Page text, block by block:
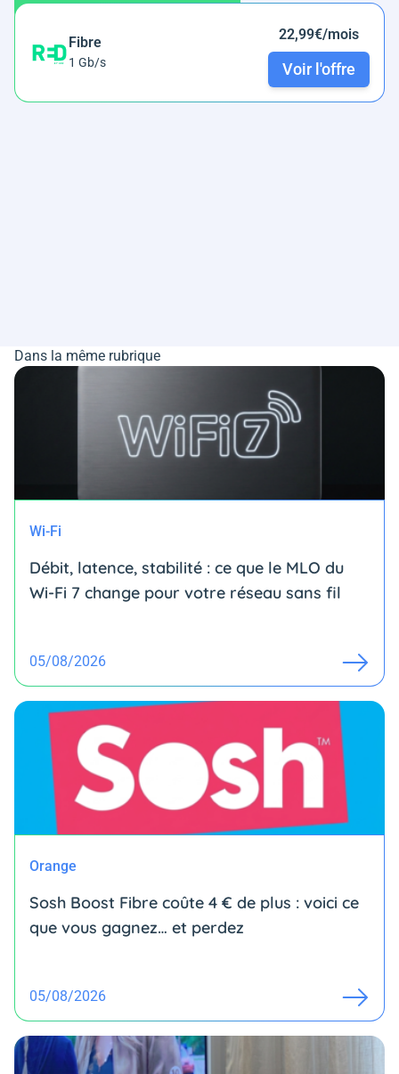
Fibre
1 Gb/s
22,99€/mois
Voir l'offre
Dans la même rubrique
Wi-Fi
Débit, latence, stabilité : ce que le MLO du
Wi-Fi 7 change pour votre réseau sans fil
05/08/2026
Orange
Sosh Boost Fibre coûte 4 € de plus : voici ce
que vous gagnez… et perdez
05/08/2026